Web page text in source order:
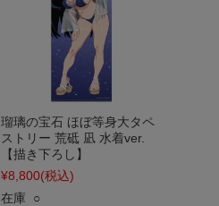
瑠璃の宝石 ほぼ等身大タペ
ストリー 荒砥 凪 水着ver.
【描き下ろし】
¥8,800(税込)
在庫 ○